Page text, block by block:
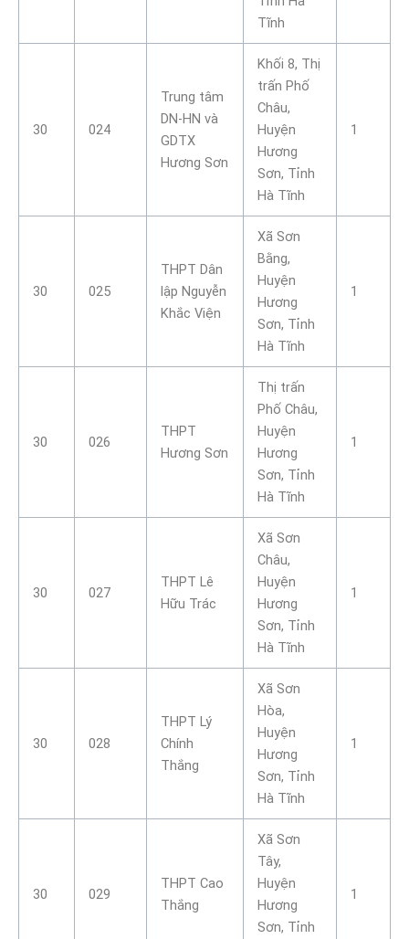
Tĩnh
30 024
Trung tâm
DN-HN và
GDTX
Hương Sơn
Khối 8, Thị
trấn Phố
Châu,
Huyện
Hương
Sơn, Tỉnh
Hà Tĩnh
1
30 025
THPT Dân
lập Nguyễn
Khắc Viện
Xã Sơn
Bằng,
Huyện
Hương
Sơn, Tỉnh
Hà Tĩnh
1
30 026
THPT
Hương Sơn
Thị trấn
Phố Châu,
Huyện
Hương
Sơn, Tỉnh
Hà Tĩnh
1
30 027
THPT Lê
Hữu Trác
Xã Sơn
Châu,
Huyện
Hương
Sơn, Tỉnh
Hà Tĩnh
1
30 028
THPT Lý
Chính
Thắng
Xã Sơn
Hòa,
Huyện
Hương
Sơn, Tỉnh
Hà Tĩnh
1
30 029
THPT Cao
Thắng
Xã Sơn
Tây,
Huyện
Hương
Sơn, Tỉnh
1